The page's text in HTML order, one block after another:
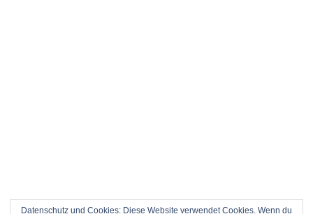
Datenschutz und Cookies: Diese Website verwendet Cookies. Wenn du